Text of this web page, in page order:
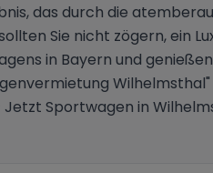
das durch die
Sie nicht zögern, ein
in Bayern und
Sportwagen in